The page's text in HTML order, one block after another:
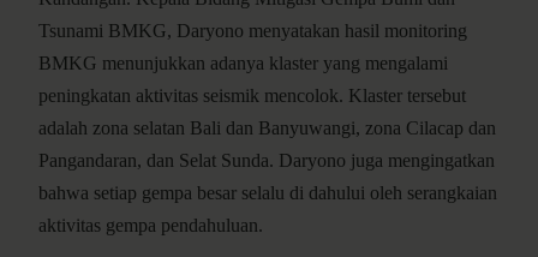
Tsunami BMKG, Daryono menyatakan hasil monitoring
BMKG menunjukkan adanya klaster yang mengalami
peningkatan aktivitas seismik mencolok. Klaster tersebut
adalah zona selatan Bali dan Banyuwangi, zona Cilacap dan
Pangandaran, dan Selat Sunda. Daryono juga mengingatkan
bahwa setiap gempa besar selalu di dahului oleh serangkaian
aktivitas gempa pendahuluan.